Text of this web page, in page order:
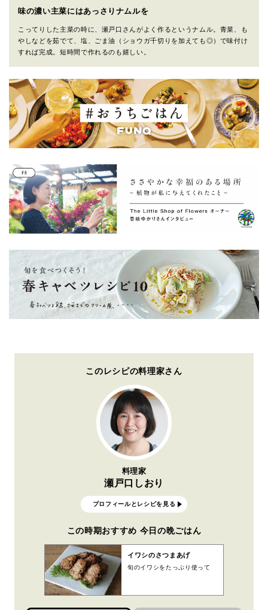
味の濃い主菜にはあっさりナムルを
こってりした主菜の時に、瀬戸口さんがよく作るというナムル。青菜、も
やしなどを茹でて、塩、ごま油（ショウガ千切りを加えても◎）で味付け
すれば完成。短時間で作れるのも嬉しい。
このレシピの料理家さん
料理家
瀬戸口しおり
プロフィールとレシピを見る
この時期おすすめ 今日の晩ごはん
イワシのさつまあげ
旬のイワシをたっぷり使って